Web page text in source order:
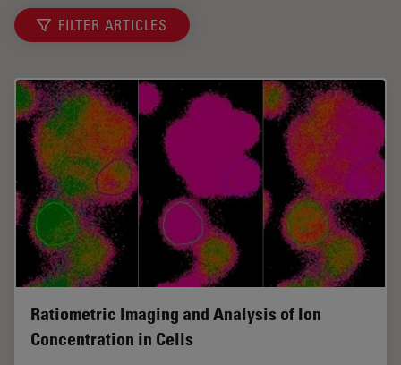
FILTER ARTICLES
Ratiometric Imaging and Analysis of Ion
Concentration in Cells